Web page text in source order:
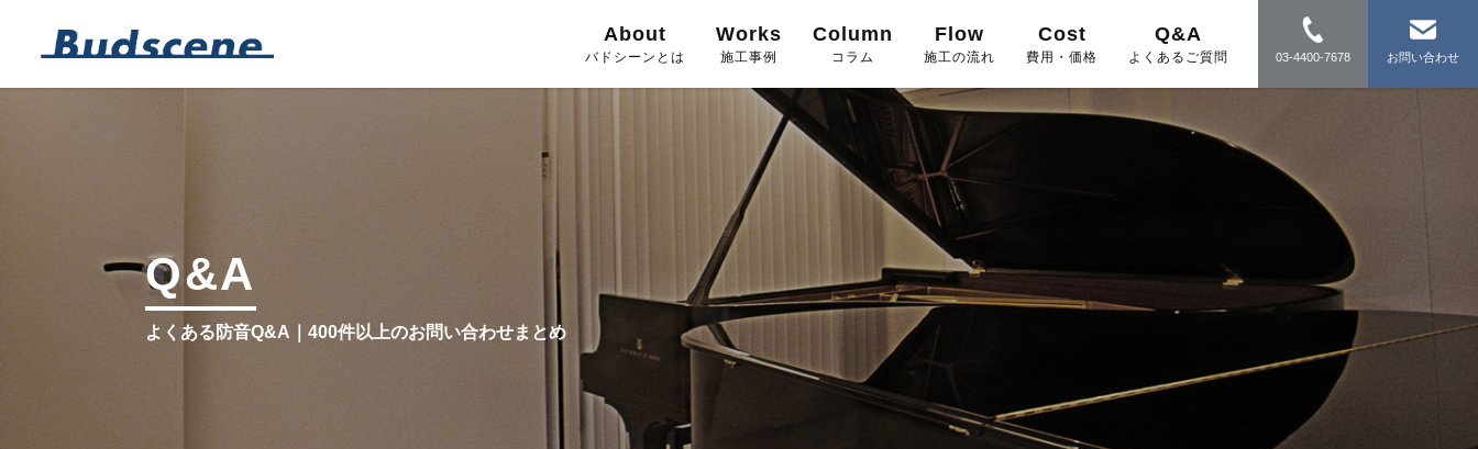
About
バドシーンとは
Works
施工事例
Column
コラム
Flow
施工の流れ
Cost
費用・価格
Q&A
よくあるご質問 03-4400-7678 お問い合わせ
Q&A
よくある防音Q&A｜400件以上のお問い合わせまとめ